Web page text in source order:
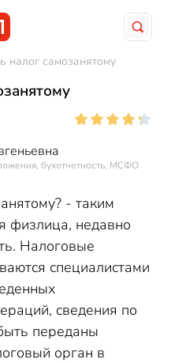
налог самозанятому
бухотчетность, МСФО
- таким
физлица, недавно
Налоговые
специалистами
сведения по
переданы
орган в